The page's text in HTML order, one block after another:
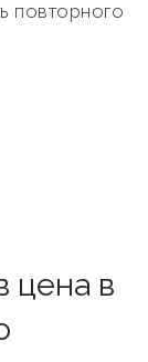
повторного
цена в